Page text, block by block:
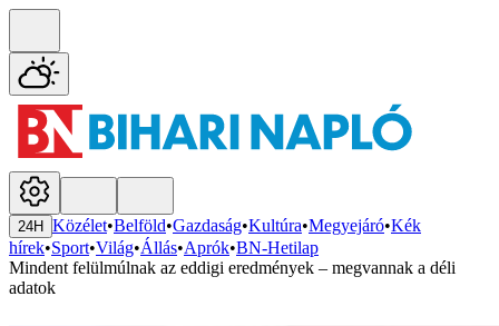
24H Közélet•Belföld•Gazdaság•Kultúra•Megyejáró•Kék
hírek•Sport•Világ•Állás•Aprók•BN-Hetilap
Mindent felülmúlnak az eddigi eredmények – megvannak a déli
adatok